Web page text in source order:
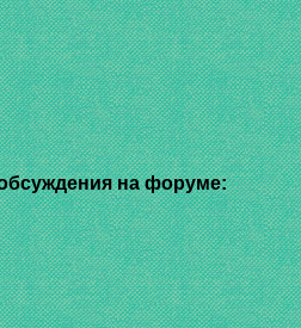
на форуме: